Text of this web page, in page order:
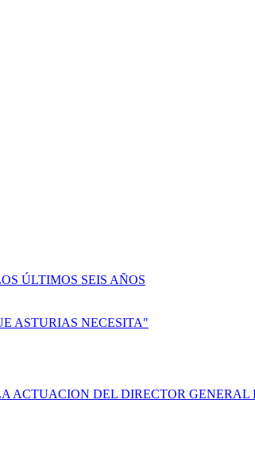
ÚLTIMOS SEIS AÑOS
ASTURIAS NECESITA"
DEL DIRECTOR